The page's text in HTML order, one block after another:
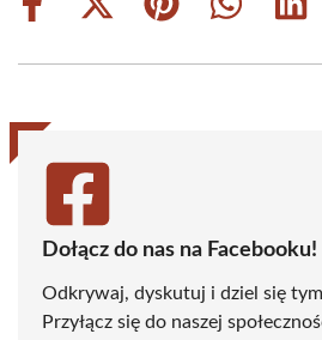
Share
Share
(Twitter)
Share
Share
Dołącz do nas na Facebooku!
Odkrywaj, dyskutuj i dziel się
Przyłącz się do naszej